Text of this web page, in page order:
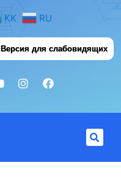
KK RU
Версия для слабовидящих